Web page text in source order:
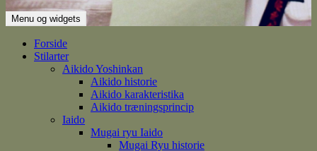
Menu og widgets
Forside
Stilarter
Aikido Yoshinkan
Aikido historie
Aikido karakteristika
Aikido træningsprincip
Iaido
Mugai ryu Iaido
Mugai Ryu historie